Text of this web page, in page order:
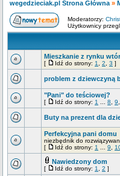
wegedzieciak.pl Strona Główna »
Moderatorzy:
Użytkownicy
Mieszkanie z rynku
[ Idź do strony: 1 2 3 ]
problem z dziewczyną
"Pani" do teściowej?
[ Idź do strony: 1 8 9
Buty na prezent dla
Perfekcyjna pani domu
niezbędnik do
[
Idź do strony: 1 9
Nawiedzony dom
[ Idź do strony: 1 2 ]